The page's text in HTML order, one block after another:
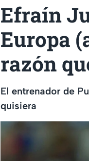
Efraín
Europa
razón
El entrenador de
quisiera